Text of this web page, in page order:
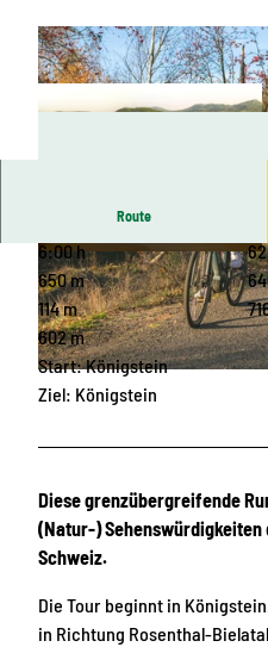
© Czech Vibes, Tourismusverband Sächsische
© Z. Patzelt / Ceske Svycarsko ops, Ceske Svyca
rsko ops
Route
6:00 h
650 m
114 m
602 m
Start: Königstein
Ziel: Königstein
Diese grenzübergreifende
(Natur-)
Schweiz.
Die Tour beginnt in
in Richtung Rosenthal-